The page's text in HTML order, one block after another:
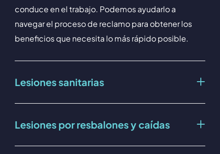
conduce en el trabajo. Podemos ayudarlo a
navegar el proceso de reclamo para obtener los
beneficios que necesita lo más rápido posible.
Lesiones sanitarias
Lesiones por resbalones y caídas